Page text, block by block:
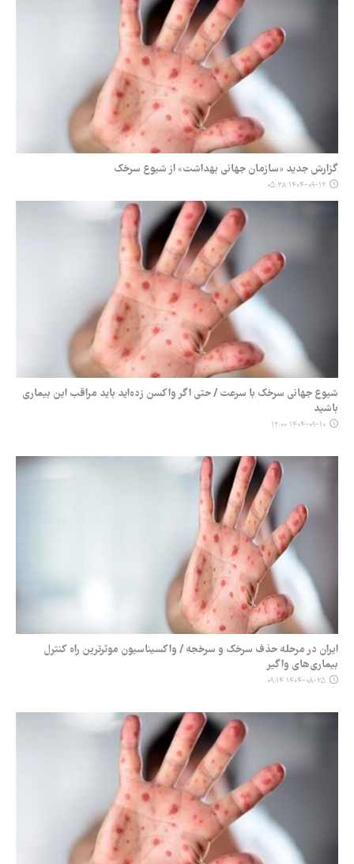
گزارش جدید «سازمان جهانی بهداشت» از شیوع سرخک
۱۴۰۴-۰۹-۱۲ ۰۵:۳۸
شیوع جهانی سرخک با سرعت / حتی اگر واکسن زده‌اید باید مراقب این بیماری
باشید
۱۴۰۴-۰۹-۱۰ ۱۲:۰۰
ایران در مرحله حذف سرخک و سرخجه / واکسیناسیون موثرترین راه کنترل
بیماری‌های واگیر
۱۴۰۴-۰۸-۲۵ ۰۹:۱۴